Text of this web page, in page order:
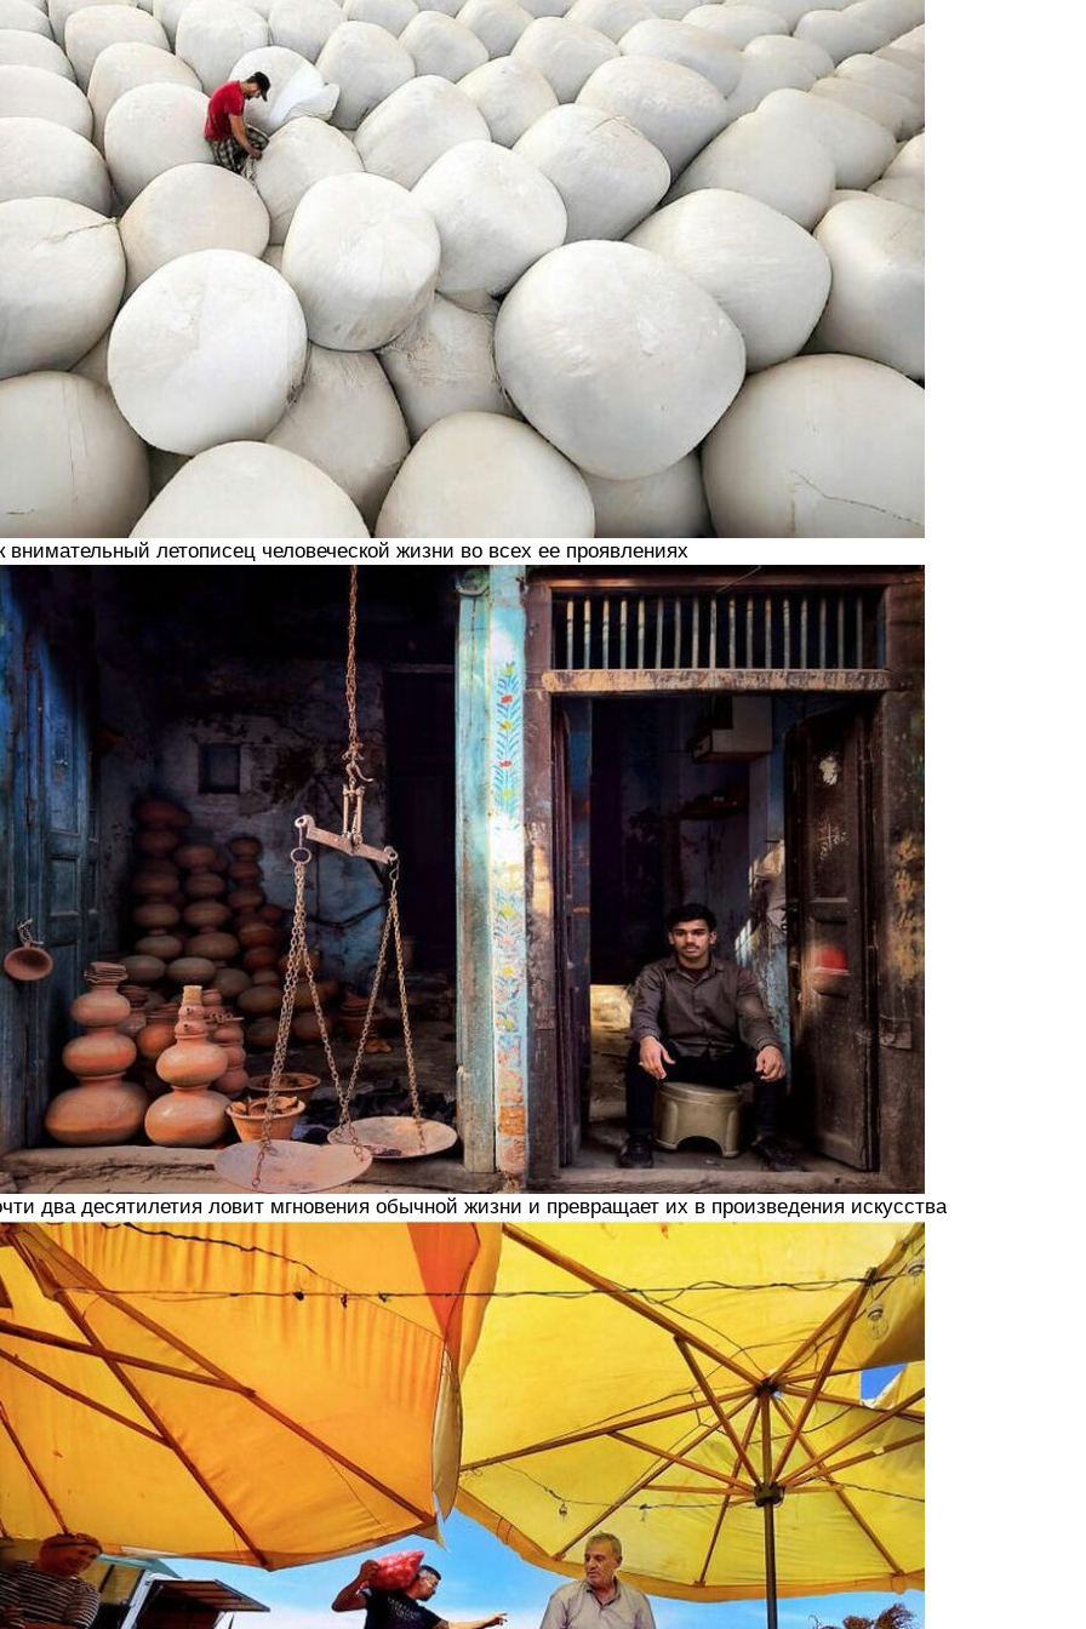
внимательный летописец человеческой жизни во всех ее проявлениях
два десятилетия ловит мгновения обычной жизни и превращает их в произведения искусства